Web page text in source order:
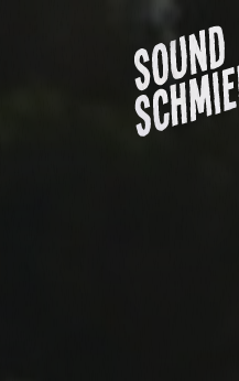
Projektübersicht